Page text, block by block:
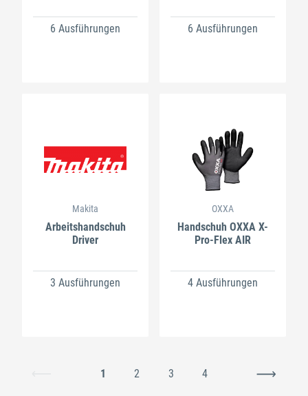
6 Ausführungen 6 Ausführungen
Makita
Arbeitshandschuh
Driver
3 Ausführungen
OXXA
Handschuh OXXA X-
Pro-Flex AIR
4 Ausführungen
1 2 3 4